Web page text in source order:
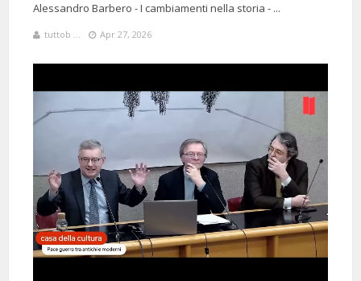
Alessandro Barbero - I cambiamenti nella storia - ...
tuttob ... Apr 27, 2026